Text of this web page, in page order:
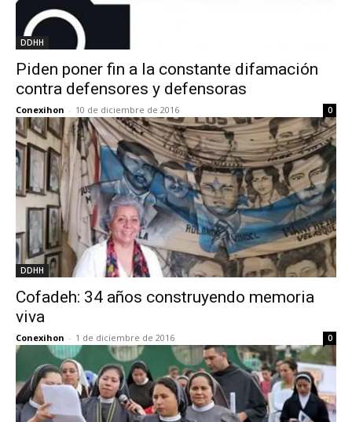
DDHH
Piden poner fin a la constante difamación
contra defensores y defensoras
Conexihon - 10 de diciembre de 2016 0
DDHH
Cofadeh: 34 años construyendo memoria
viva
Conexihon - 1 de diciembre de 2016 0